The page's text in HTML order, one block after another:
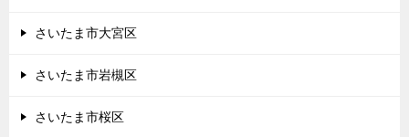
さいたま市大宮区
さいたま市岩槻区
さいたま市桜区